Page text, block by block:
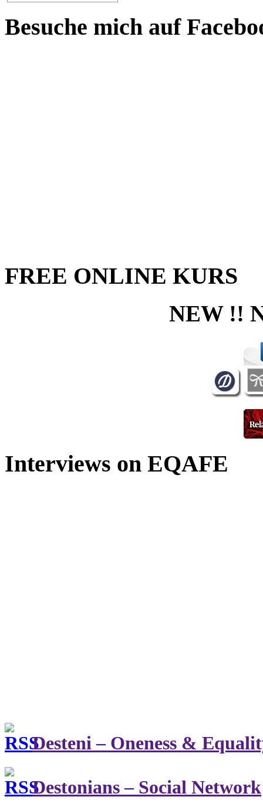
Besuche mich auf
FREE ONLINE KURS
NEW !!
Interviews on EQAFE
Desteni – Oneness &
Destonians – Social Network